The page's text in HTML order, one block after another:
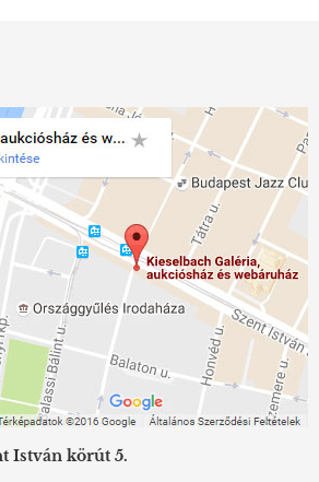
István körút 5.